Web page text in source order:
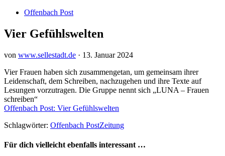
Offenbach Post
Vier Gefühlswelten
von www.sellestadt.de · 13. Januar 2024
Vier Frauen haben sich zusammengetan, um gemeinsam ihrer
Leidenschaft, dem Schreiben, nachzugehen und ihre Texte auf
Lesungen vorzutragen. Die Gruppe nennt sich „LUNA – Frauen
schreiben“
Offenbach Post: Vier Gefühlswelten
Schlagwörter: Offenbach PostZeitung
Für dich vielleicht ebenfalls interessant …